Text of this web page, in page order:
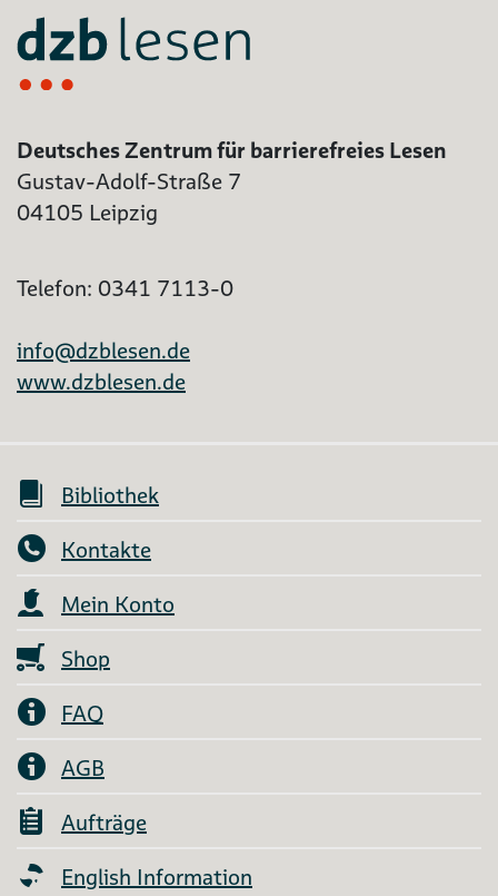
Deutsches Zentrum für barrierefreies Lesen
Gustav-Adolf-Straße 7
04105 Leipzig
Telefon: 0341 7113-0
info@dzblesen.de
www.dzblesen.de
Bibliothek
Kontakte
Mein Konto
Shop
FAQ
AGB
Aufträge
English Information